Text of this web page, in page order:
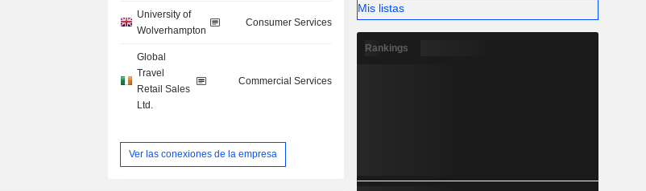
University of
Wolverhampton
Consumer Services
Global
Travel
Retail Sales
Ltd.
Commercial Services
Ver las conexiones de la empresa
Mis listas
Rankings